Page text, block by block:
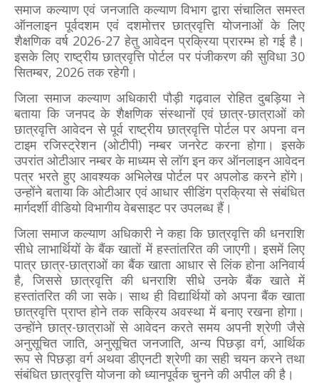
समाज कल्याण एवं जनजाति कल्याण विभाग द्वारा संचालित समस्त
ऑनलाइन पूर्वदशम एवं दशमोत्तर छात्रवृत्ति योजनाओं के लिए
शैक्षणिक वर्ष 2026-27 हेतु आवेदन प्रक्रिया प्रारम्भ हो गई है।
इसके लिए राष्ट्रीय छात्रवृत्ति पोर्टल पर पंजीकरण की सुविधा 30
सितम्बर, 2026 तक रहेगी।
जिला समाज कल्याण अधिकारी पौड़ी गढ़वाल रोहित दुबड़िया ने
बताया कि जनपद के शैक्षणिक संस्थानों एवं छात्र-छात्राओं को
छात्रवृत्ति आवेदन से पूर्व राष्ट्रीय छात्रवृत्ति पोर्टल पर अपना वन
टाइम रजिस्ट्रेशन (ओटीपी) नम्बर जनरेट करना होगा। इसके
उपरांत ओटीआर नम्बर के माध्यम से लॉग इन कर ऑनलाइन आवेदन
पत्र भरते हुए आवश्यक अभिलेख पोर्टल पर अपलोड करने होंगे।
उन्होंने बताया कि ओटीआर एवं आधार सीडिंग प्रक्रिया से संबंधित
मार्गदर्शी वीडियो विभागीय वेबसाइट पर उपलब्ध हैं।
जिला समाज कल्याण अधिकारी ने कहा कि छात्रवृत्ति की धनराशि
सीधे लाभार्थियों के बैंक खातों में हस्तांतरित की जाएगी। इसमें लिए
पात्र छात्र-छात्राओं का बैंक खाता आधार से लिंक होना अनिवार्य
है, जिससे छात्रवृत्ति की धनराशि सीधे उनके बैंक खाते में
हस्तांतरित की जा सके। साथ ही विद्यार्थियों को अपना बैंक खाता
छात्रवृत्ति प्राप्त होने तक सक्रिय अवस्था में बनाए रखना होगा।
उन्होंने छात्र-छात्राओं से आवेदन करते समय अपनी श्रेणी जैसे
अनुसूचित जाति, अनुसूचित जनजाति, अन्य पिछड़ा वर्ग, आर्थिक
रूप से पिछड़ा वर्ग अथवा डीएनटी श्रेणी का सही चयन करने तथा
संबंधित छात्रवृत्ति योजना को ध्यानपूर्वक चुनने की अपील की है।